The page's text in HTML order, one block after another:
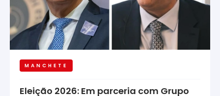
MANCHETE
Eleição 2026: Em parceria com Grupo